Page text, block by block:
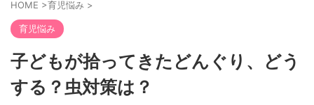
HOME >育児悩み >
育児悩み
子どもが拾ってきたどんぐり、どう
する？虫対策は？